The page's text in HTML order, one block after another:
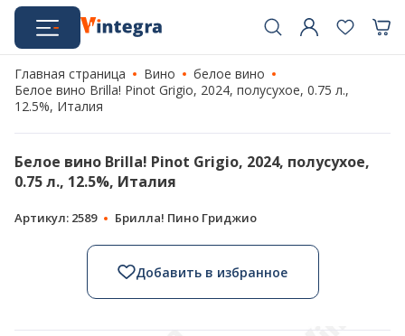
Главная страница Вино
белое вино
Белое вино Brilla! Pinot Grigio, 2024, полусухое, 0.75 л.,
12.5%, Италия
Белое вино Brilla! Pinot Grigio, 2024, полусухое,
0.75 л., 12.5%, Италия
Артикул: 2589 Брилла! Пино Гриджио
Добавить в избранное